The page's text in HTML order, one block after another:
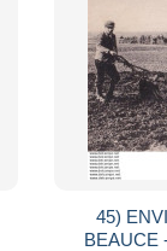
45)
BEAUCE